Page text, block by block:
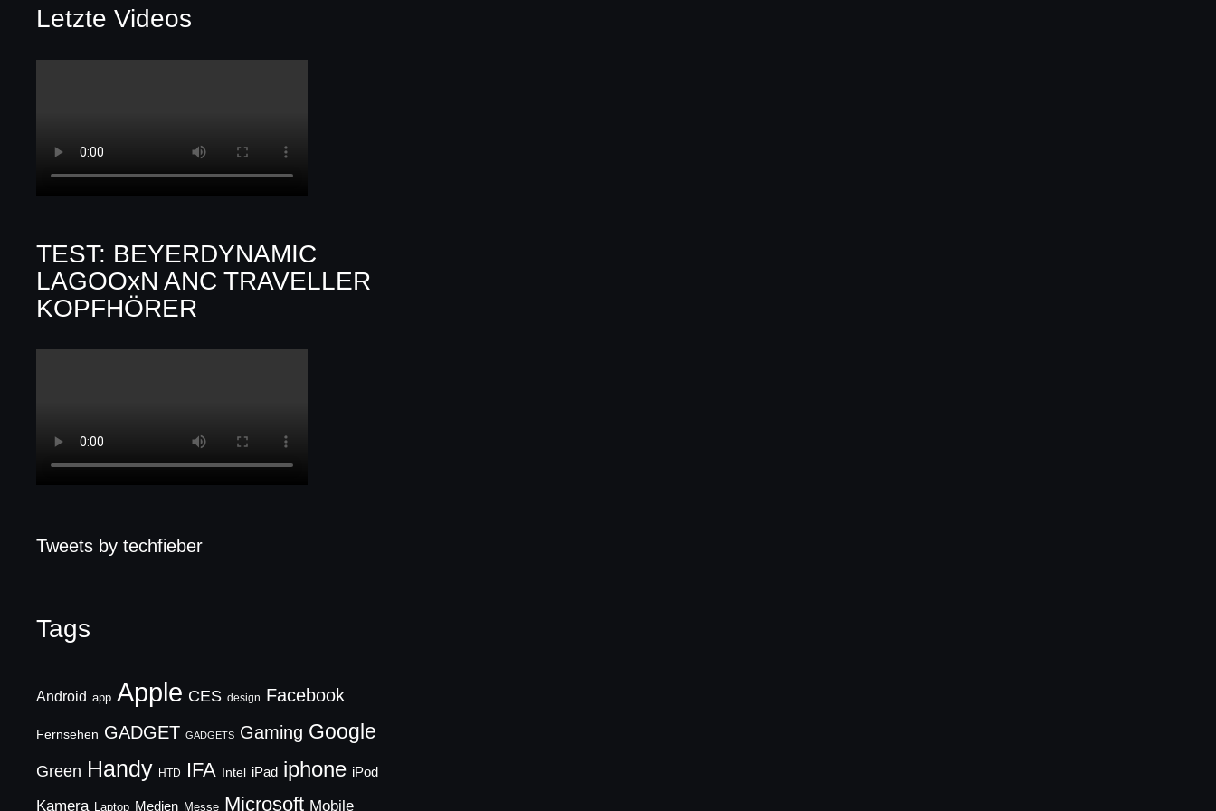
Letzte Videos
TEST: BEYERDYNAMIC
LAGOOxN ANC TRAVELLER
KOPFHÖRER
Tweets by techfieber
Tags
Android app Apple CES design Facebook
Fernsehen GADGET GADGETS Gaming Google
Green Handy HTD IFA Intel iPad iphone iPod
Kamera Laptop Medien Messe Microsoft Mobile